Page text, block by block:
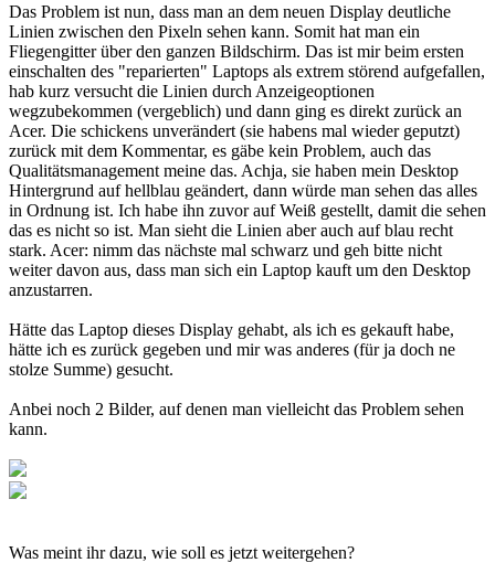
Das Problem ist nun, dass man an dem neuen Display deutliche
Linien zwischen den Pixeln sehen kann. Somit hat man ein
Fliegengitter über den ganzen Bildschirm. Das ist mir beim ersten
einschalten des "reparierten" Laptops als extrem störend aufgefallen,
hab kurz versucht die Linien durch Anzeigeoptionen
wegzubekommen (vergeblich) und dann ging es direkt zurück an
Acer. Die schickens unverändert (sie habens mal wieder geputzt)
zurück mit dem Kommentar, es gäbe kein Problem, auch das
Qualitätsmanagement meine das. Achja, sie haben mein Desktop
Hintergrund auf hellblau geändert, dann würde man sehen das alles
in Ordnung ist. Ich habe ihn zuvor auf Weiß gestellt, damit die sehen
das es nicht so ist. Man sieht die Linien aber auch auf blau recht
stark. Acer: nimm das nächste mal schwarz und geh bitte nicht
weiter davon aus, dass man sich ein Laptop kauft um den Desktop
anzustarren.
Hätte das Laptop dieses Display gehabt, als ich es gekauft habe,
hätte ich es zurück gegeben und mir was anderes (für ja doch ne
stolze Summe) gesucht.
Anbei noch 2 Bilder, auf denen man vielleicht das Problem sehen
kann.
Was meint ihr dazu, wie soll es jetzt weitergehen?